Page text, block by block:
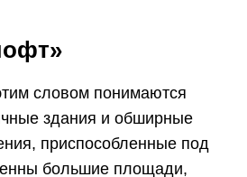
словом понимаются
здания и обширные
приспособленные под
большие площади,